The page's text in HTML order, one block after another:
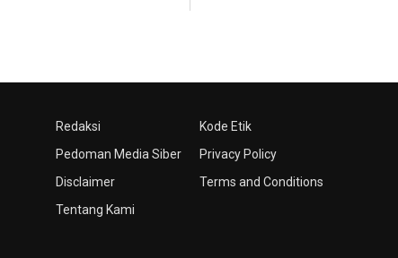
Redaksi
Pedoman Media Siber
Disclaimer
Tentang Kami
Kode Etik
Privacy Policy
Terms and Conditions